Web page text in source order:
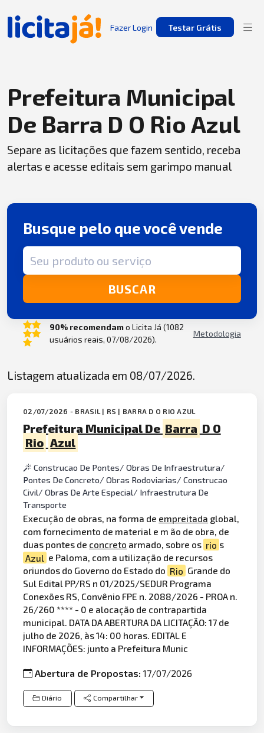
Fazer Login Testar Grátis
Prefeitura Municipal
De Barra D O Rio Azul
Separe as licitações que fazem sentido, receba
alertas e acesse editais sem garimpo manual
Busque pelo que você vende
Termo de busca
BUSCAR
90% recomendamo Licita Já (1082
usuários reais, 07/08/2026).
Metodologia
Listagem atualizada em 08/07/2026.
02/07/2026 - BRASIL | RS | BARRA D O RIO AZUL
Prefeitura Municipal De Barra D O
Rio Azul
Construcao De Pontes/ Obras De Infraestrutura/
Pontes De Concreto/ Obras Rodoviarias/ Construcao
Civil/ Obras De Arte Especial/ Infraestrutura De
Transporte
Execução de obras, na forma de empreitada global,
com fornecimento de material e m ão de obra, de
duas pontes de concreto armado, sobre os rio s
Azul e Paloma, com a utilização de recursos
oriundos do Governo do Estado do Rio Grande do
Sul Edital PP/RS n 01/2025/SEDUR Programa
Conexões RS, Convênio FPE n. 2088/2026 - PROA n.
26/260 **** - 0 e alocação de contrapartida
municipal. DATA DA ABERTURA DA LICITAÇÃO: 17 de
julho de 2026, às 14: 00 horas. EDITAL E
INFORMAÇÕES: junto a Prefeitura Munic
Abertura de Propostas:17/07/2026
Diário Compartilhar